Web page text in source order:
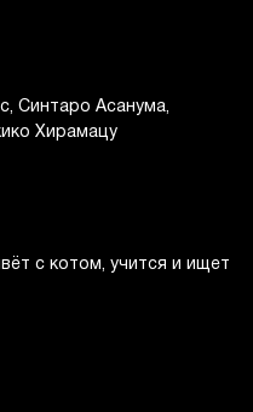
Синтаро Асанума
Хирамацу
с котом, учится и ищет